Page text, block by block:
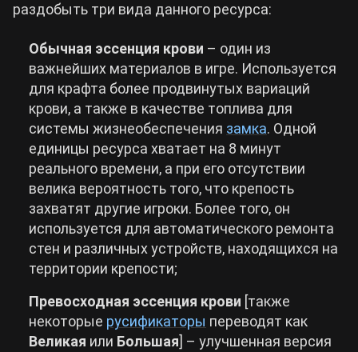
раздобыть три вида данного ресурса:
Обычная эссенция крови – один из
важнейших материалов в игре. Используется
для крафта более продвинутых вариаций
крови, а также в качестве топлива для
системы жизнеобеспечения замка. Одной
единицы ресурса хватает на 8 минут
реального времени, а при его отсутствии
велика вероятность того, что крепость
захватят другие игроки. Более того, он
используется для автоматического ремонта
стен и различных устройств, находящихся на
территории крепости;
Превосходная эссенция крови [также
некоторые русификаторы переводят как
Великая или Большая] – улучшенная версия